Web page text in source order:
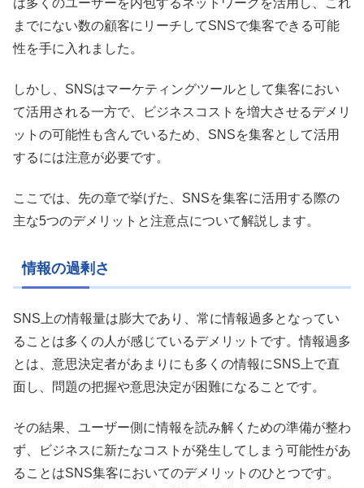
までにない数の顧客にリーチしてSNSで集客できる可能
性を手に入れました。
しかし、SNSはマーケティングツールとして集客におい
て活用される一方で、ビジネスコストを増大させるデメリ
ットの可能性も含んでいるため、SNSを集客として活用
するには注意が必要です。
ここでは、先の章で挙げた、SNSを集客に活用する際の
主な5つのデメリットと注意点について解説します。
情報の過剰さ
SNS上の情報量は膨大であり、常に情報過多となってい
ることは多くの人が感じているデメリットです。情報過多
とは、意思決定者があまりにも多くの情報にSNS上で直
面し、問題の把握や意思決定が困難になることです。
その結果、ユーザー側に情報を読み解くための準備が整わ
ず、ビジネスに新たなコストが発生してしまう可能性があ
ることはSNS集客においてのデメリットのひとつです。